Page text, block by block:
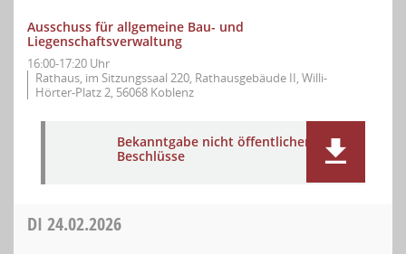
Ausschuss für allgemeine Bau- und
Liegenschaftsverwaltung
16:00-17:20 Uhr
Rathaus, im Sitzungssaal 220, Rathausgebäude II, Willi-
Hörter-Platz 2, 56068 Koblenz
Bekanntgabe nicht öffentlicher
Beschlüsse
DI 24.02.2026